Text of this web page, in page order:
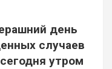
день
случаев
утром